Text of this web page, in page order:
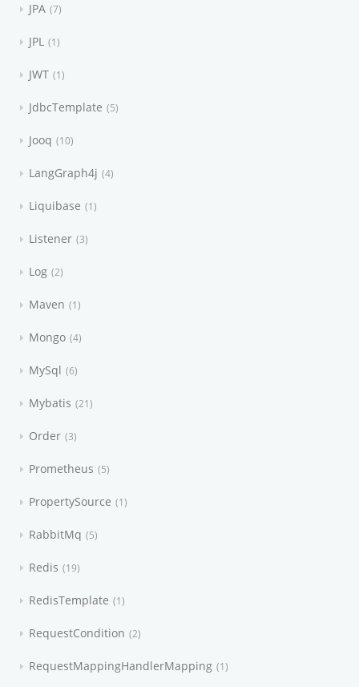
JPA 7
JPL 1
JWT 1
JdbcTemplate 5
Jooq 10
LangGraph4j 4
Liquibase 1
Listener 3
Log 2
Maven 1
Mongo 4
MySql 6
Mybatis 21
Order 3
Prometheus 5
PropertySource 1
RabbitMq 5
Redis 19
RedisTemplate 1
RequestCondition 2
RequestMappingHandlerMapping 1